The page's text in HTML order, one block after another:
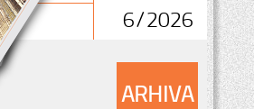
6/2026
ARHIVA